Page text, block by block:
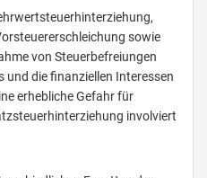
sowie
von Steuerbefreiungen
und die finanziellen Interessen
erhebliche Gefahr für
involviert